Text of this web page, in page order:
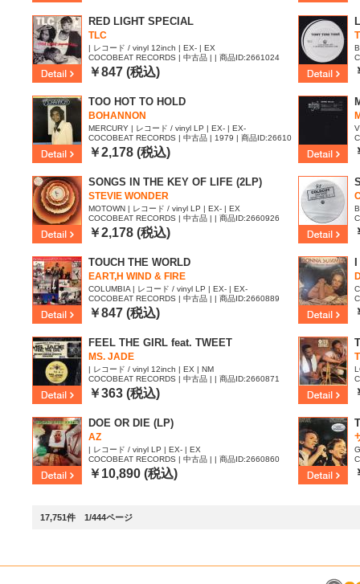
RED LIGHT SPECIAL
TLC
| レコード / vinyl 12inch | EX- | EX
COCOBEAT RECORDS | 中古品 | | 商品ID:2661024
￥847 (税込)
TOO HOT TO HOLD
BOHANNON
MERCURY | レコード / vinyl LP | EX- | EX-
COCOBEAT RECORDS | 中古品 | 1979 | 商品ID:26610
01
￥2,178 (税込)
SONGS IN THE KEY OF LIFE (2LP)
STEVIE WONDER
MOTOWN | レコード / vinyl LP | EX- | EX
COCOBEAT RECORDS | 中古品 | | 商品ID:2660926
￥2,178 (税込)
TOUCH THE WORLD
EART,H WIND & FIRE
COLUMBIA | レコード / vinyl LP | EX- | EX-
COCOBEAT RECORDS | 中古品 | | 商品ID:2660889
￥847 (税込)
FEEL THE GIRL feat. TWEET
MS. JADE
| レコード / vinyl 12inch | EX | NM
COCOBEAT RECORDS | 中古品 | | 商品ID:2660871
￥363 (税込)
DOE OR DIE (LP)
AZ
| レコード / vinyl LP | EX- | EX
COCOBEAT RECORDS | 中古品 | | 商品ID:2660860
￥10,890 (税込)
17,751件 1/444ページ